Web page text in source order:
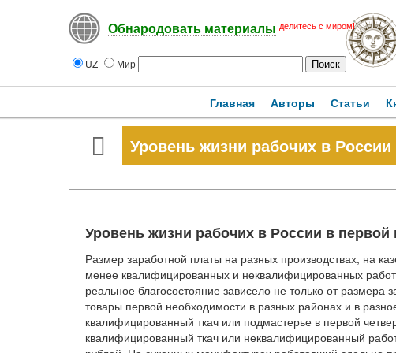
Обнародовать материалы делитесь с миром!
UZ Мир
Главная Авторы Статьи
Уровень жизни рабочих в
Уровень жизни рабочих в России в первой
Размер заработной платы на разных производствах, на
менее квалифицированных и неквалифицированных
реальное благосостояние зависело не только от
товары первой необходимости в разных районах и в
квалифицированный ткач или подмастерье в первой
квалифицированный ткач или неквалифицированный